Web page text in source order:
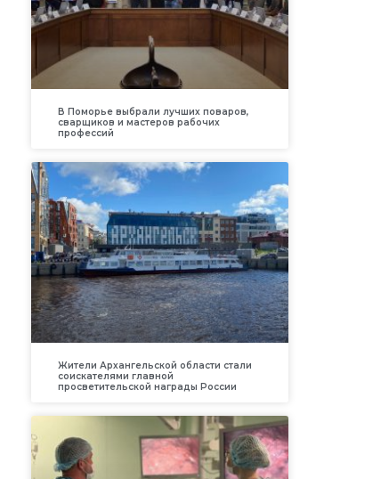
В Поморье выбрали лучших поваров,
сварщиков и мастеров рабочих
профессий
Жители Архангельской области стали
соискателями главной
просветительской награды России